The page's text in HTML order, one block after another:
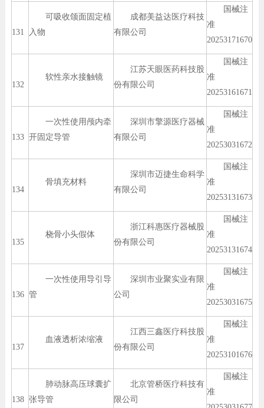
131
可吸收颌面固定植
入物
成都美益达医疗科技
有限公司
国械注
准
20253171670
132
软性亲水接触镜
江苏天眼医药科技股
份有限公司
国械注
准
20253161671
133
一次性使用颅内牵
开固定导管
深圳市擎源医疗器械
有限公司
国械注
准
20253031672
134
骨填充材料
深圳市迈捷生命科学
有限公司
国械注
准
20253131673
135
桡骨小头假体
浙江科惠医疗器械股
份有限公司
国械注
准
20253131674
136
一次性使用导引导
管
深圳市业聚实业有限
公司
国械注
准
20253031675
137
血液透析浓缩液
江西三鑫医疗科技股
份有限公司
国械注
准
20253101676
138
肺动脉高压球囊扩
张导管
北京管桥医疗科技有
限公司
国械注
准